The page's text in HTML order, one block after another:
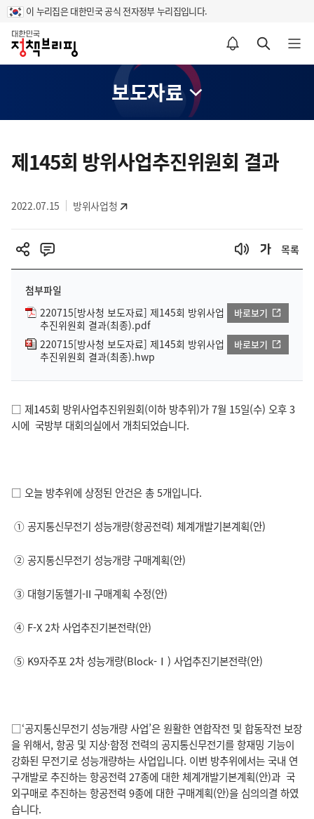
이 누리집은 대한민국 공식 전자정부 누리집입니다.
홈
알림설정 바로가기 검색 바로가기 메뉴 열기
보도자료
텐
츠
역
제145회 방위사업추진위원회 결과
2022.07.15 방위사업청
목록
첨부파일
220715[방사청 보도자료] 제145회 방위사업
추진위원회 결과(최종).pdf
바로보기
220715[방사청 보도자료] 제145회 방위사업
추진위원회 결과(최종).hwp
바로보기
□ 제145회 방위사업추진위원회(이하 방추위)가 7월 15일(수) 오후 3
시에 국방부 대회의실에서 개최되었습니다.
□ 오늘 방추위에 상정된 안건은 총 5개입니다.
① 공지통신무전기 성능개량(항공전력) 체계개발기본계획(안)
② 공지통신무전기 성능개량 구매계획(안)
③ 대형기동헬기-II 구매계획 수정(안)
④ F-X 2차 사업추진기본전략(안)
⑤ K9자주포 2차 성능개량(Block-Ⅰ) 사업추진기본전략(안)
□‘공지통신무전기 성능개량 사업’은 원활한 연합작전 및 합동작전 보장
을 위해서, 항공 및 지상·함정 전력의 공지통신무전기를 항재밍 기능이
강화된 무전기로 성능개량하는 사업입니다. 이번 방추위에서는 국내 연
구개발로 추진하는 항공전력 27종에 대한 체계개발기본계획(안)과 국
외구매로 추진하는 항공전력 9종에 대한 구매계획(안)을 심의의결 하였
습니다.